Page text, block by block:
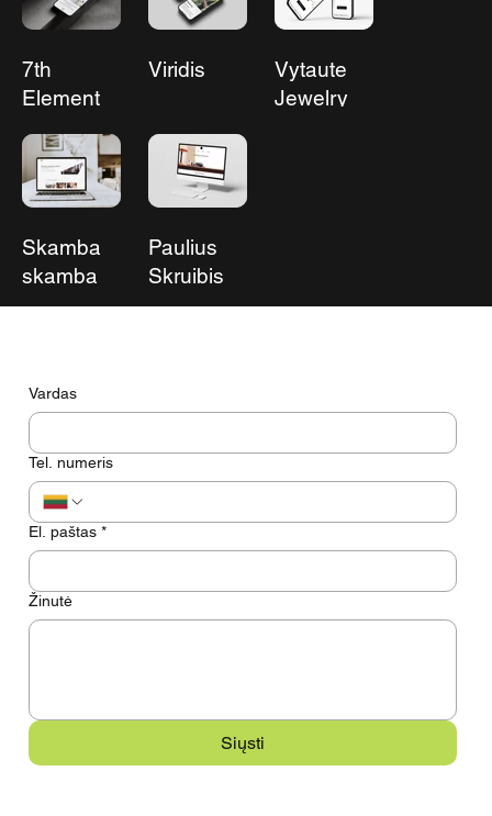
7th
Element
Viridis
Vytaute
Jewelry
Skamba
skamba
kankliai
Paulius
Skruibis
Vardas
Tel. numeris
El. paštas *
Žinutė
Siųsti